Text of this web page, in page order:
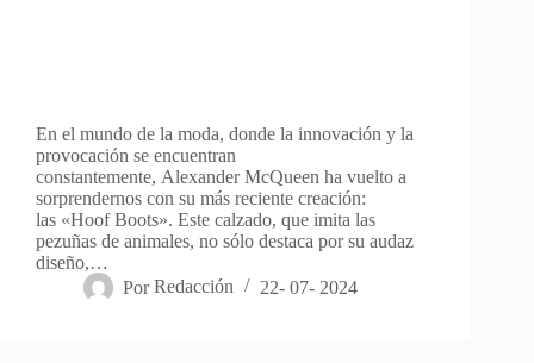
En el mundo de la moda, donde la innovación y la
provocación se encuentran
constantemente, Alexander McQueen ha vuelto a
sorprendernos con su más reciente creación:
las «Hoof Boots». Este calzado, que imita las
pezuñas de animales, no sólo destaca por su audaz
diseño,…
Por Redacción 22- 07- 2024